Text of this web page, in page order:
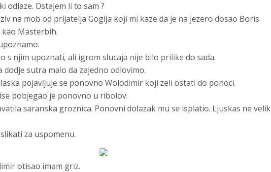
odlaze. Ostajem li to sam ?
na mob od prijatelja Gogija koji mi kaze da je na jezero dosao Boris
Masterbih.
s njim upoznati, ali igrom slucaja nije bilo prilike do sada.
dodje sutra malo da zajedno odlovimo.
pojavljuje se ponovno Wolodimir koji zeli ostati do ponoci.
pobjegao je ponovno u ribolov.
saranska groznica. Ponovni dolazak mu se isplatio. Ljuskas ne velik
za uspomenu.
otisao imam griz.